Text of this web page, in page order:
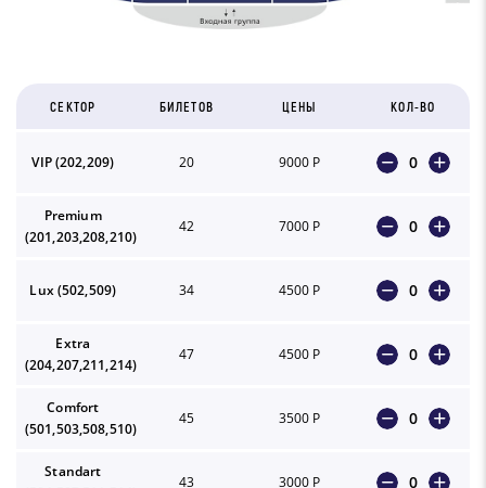
СЕКТОР БИЛЕТОВ ЦЕНЫ КОЛ-ВО
VIP (202,209) 20 9000 Р 0
Premium
(201,203,208,210)
42 7000 Р 0
Lux (502,509) 34 4500 Р 0
Extra
(204,207,211,214)
47 4500 Р 0
Comfort
(501,503,508,510)
45 3500 Р 0
Standart
43 3000 Р 0